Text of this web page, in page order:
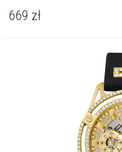
669 zł